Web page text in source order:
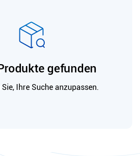
gefunden
Ihre Suche anzupassen.